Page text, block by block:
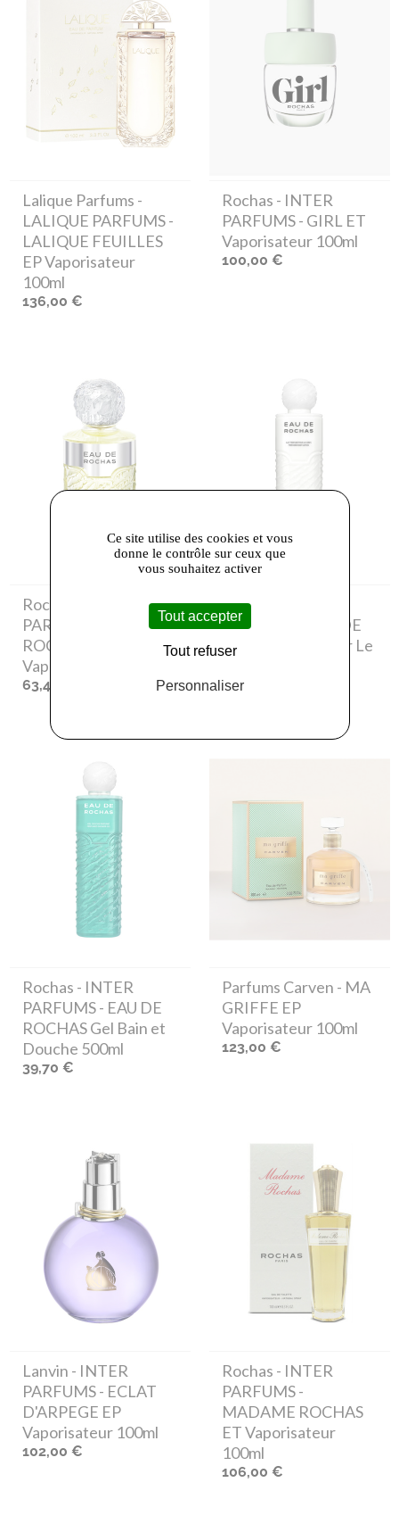
Lalique Parfums -
LALIQUE PARFUMS -
LALIQUE FEUILLES
EP Vaporisateur
100ml
136,00 €
Rochas - INTER
PARFUMS - GIRL ET
Vaporisateur 100ml
100,00 €
Rochas
PARFUMS - EAU DE
ROCHAS ET
Vaporisateur 50ml
63,40 €
Rochas
PARFUMS - EAU DE
ROCHAS Lait Pour Le
39,70 €
Rochas - INTER
PARFUMS - EAU DE
ROCHAS Gel Bain et
Douche 500ml
39,70 €
Parfums Carven - MA
GRIFFE EP
Vaporisateur 100ml
123,00 €
Lanvin - INTER
PARFUMS - ECLAT
D'ARPEGE EP
Vaporisateur 100ml
102,00 €
Rochas - INTER
PARFUMS -
MADAME ROCHAS
ET Vaporisateur
100ml
106,00 €
Ce site utilise des cookies et vous
donne le contrôle sur ceux que
vous souhaitez activer
Tout accepter
Tout refuser
Personnaliser